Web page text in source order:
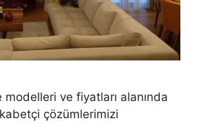
ve fiyatları alanında
çözümlerimizi